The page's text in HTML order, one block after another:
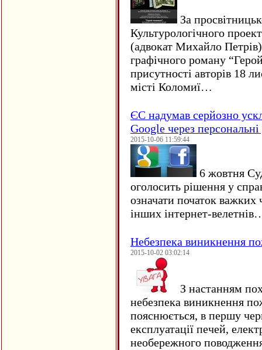
За
Культурологічного
(адвокат Михайло
графічного роману
присутності авторів 18
місті Коломиї…
ЄC надумав серйозно
Google через персональні
2015-10-06 11:59:44
6 жовтня
оголосить рішення у
означати початок важких
інших інтернет-
Небезпека виникнення
2015-10-02 03:02:14
З настанням
небезпека виникнення
пояснюється, в першу
експлуатації печей,
необережного